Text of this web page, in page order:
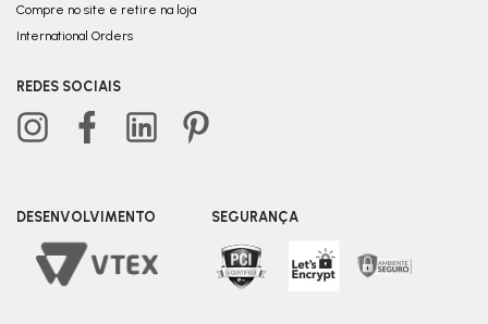
Compre no site e retire na loja
International Orders
REDES SOCIAIS
DESENVOLVIMENTO SEGURANÇA